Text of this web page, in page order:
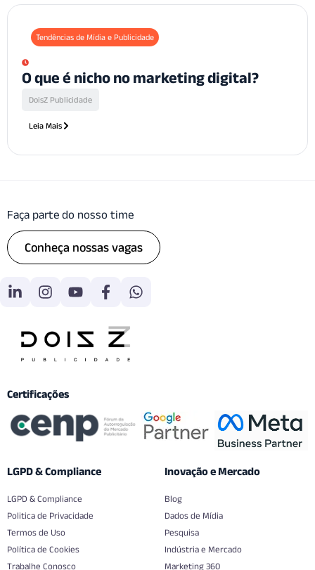
Tendências de Mídia e Publicidade
O que é nicho no marketing digital?
DoisZ Publicidade
Leia Mais
Faça parte do nosso time
Conheça nossas vagas
Certificações
LGPD & Compliance
LGPD & Compliance
Politica de Privacidade
Termos de Uso
Política de Cookies
Trabalhe Conosco
Inovação e Mercado
Blog
Dados de Mídia
Pesquisa
Indústria e Mercado
Marketing 360